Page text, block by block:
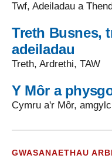
Twf, Adeiladau a
Treth Busnes,
adeiladau
Treth, Ardrethi, TAW
Y Môr a
Cymru a'r Môr,
GWASANAETHAU